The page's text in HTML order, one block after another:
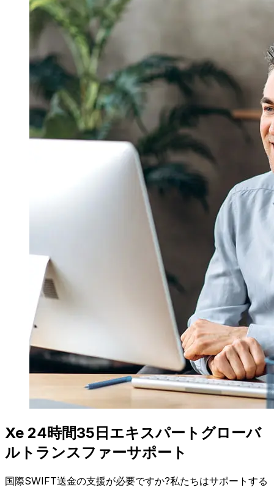
Xe 24時間35日エキスパートグローバ
ルトランスファーサポート
国際SWIFT送金の支援が必要ですか?私たちはサポートする